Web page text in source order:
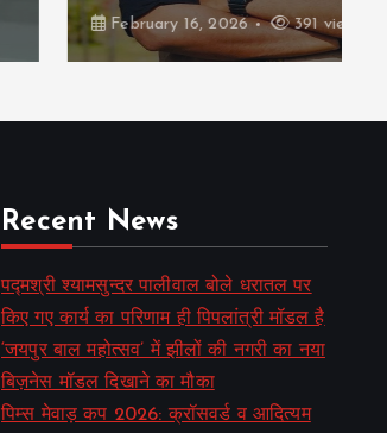
February 16, 2026 391 views
Recent News
पद्मश्री श्यामसुन्दर पालीवाल बोले धरातल पर
किए गए कार्य का परिणाम ही पिपलांत्री मॉडल है
‘जयपुर बाल महोत्सव’ में झीलों की नगरी का नया
बिज़नेस मॉडल दिखाने का मौका
पिम्स मेवाड़ कप 2026: क्रॉसवर्ड व आदित्यम